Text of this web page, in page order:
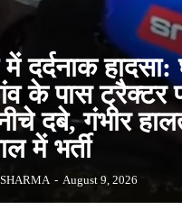
में दर्दनाक
के पास ट्रैक्टर
दबे, गंभीर
में भर्ती
- August 9, 2026